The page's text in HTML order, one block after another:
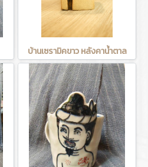
บ้านเซรามิคขาว หลังคาน้ำตาล